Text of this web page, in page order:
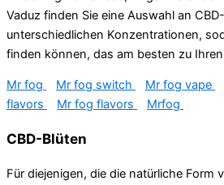
Vaduz finden Sie eine Auswahl an
unterschiedlichen Konzentrationen,
finden können, das am besten zu
Mr fog Mr fog switch Mr fog vape
flavors
Mr fog flavors Mrfog
CBD-Blüten
Für diejenigen, die die natürliche Form